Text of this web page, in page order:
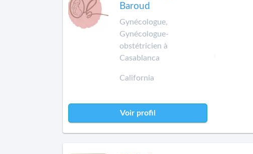
Baroud
Gynécologue,
Gynécologue-
obstétricien à
Casablanca
California
Voir profil